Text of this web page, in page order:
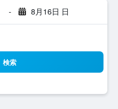
- 8月16日 日
検索